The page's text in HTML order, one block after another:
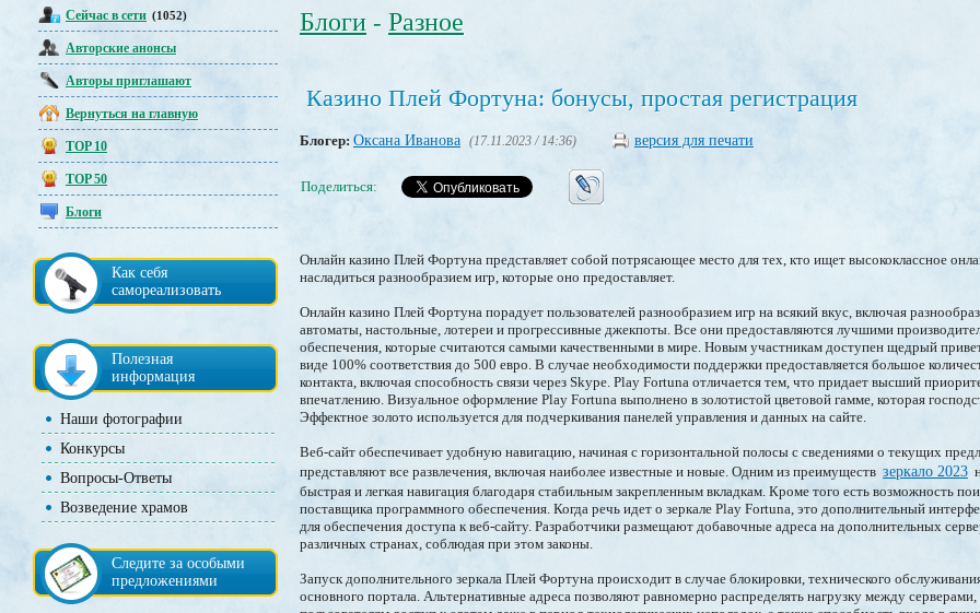
Сейчас в сети (1052)
Авторские анонсы
Авторы приглашают
Вернуться на главную
TOP 10
TOP 50
Блоги
Как себя
самореализовать
Полезная
информация
Наши фотографии
Конкурсы
Вопросы-Ответы
Возведение храмов
Следите за особыми
предложениями
Блоги - Разное
Казино Плей Фортуна: бонусы, простая регистрация
Блогер: Оксана Иванова (17.11.2023 / 14:36) версия для печати
Поделиться:
Онлайн казино Плей Фортуна представляет собой потрясающее место для тех, кто ищет высококлассное
насладиться разнообразием игр, которые оно предоставляет.
Онлайн казино Плей Фортуна порадует пользователей разнообразием игр на всякий вкус, включая
автоматы, настольные, лотереи и прогрессивные джекпоты. Все они предоставляются лучшими
обеспечения, которые считаются самыми качественными в мире. Новым участникам доступен щедрый
виде 100% соответствия до 500 евро. В случае необходимости поддержки предоставляется большое
контакта, включая способность связи через Skype. Play Fortuna отличается тем, что придает высший
впечатлению. Визуальное оформление Play Fortuna выполнено в золотистой цветовой гамме, которая
Эффектное золото используется для подчеркивания панелей управления и данных на сайте.
Веб-сайт обеспечивает удобную навигацию, начиная с горизонтальной полосы с сведениями о текущих
представляют все развлечения, включая наиболее известные и новые. Одним из преимуществ зеркало 2023
быстрая и легкая навигация благодаря стабильным закрепленным вкладкам. Кроме того есть возможность
поставщика программного обеспечения. Когда речь идет о зеркале Play Fortuna, это дополнительный
для обеспечения доступа к веб-сайту. Разработчики размещают добавочные адреса на дополнительных
различных странах, соблюдая при этом законы.
Запуск дополнительного зеркала Плей Фортуна происходит в случае блокировки, технического
основного портала. Альтернативные адреса позволяют равномерно распределять нагрузку между серверами,